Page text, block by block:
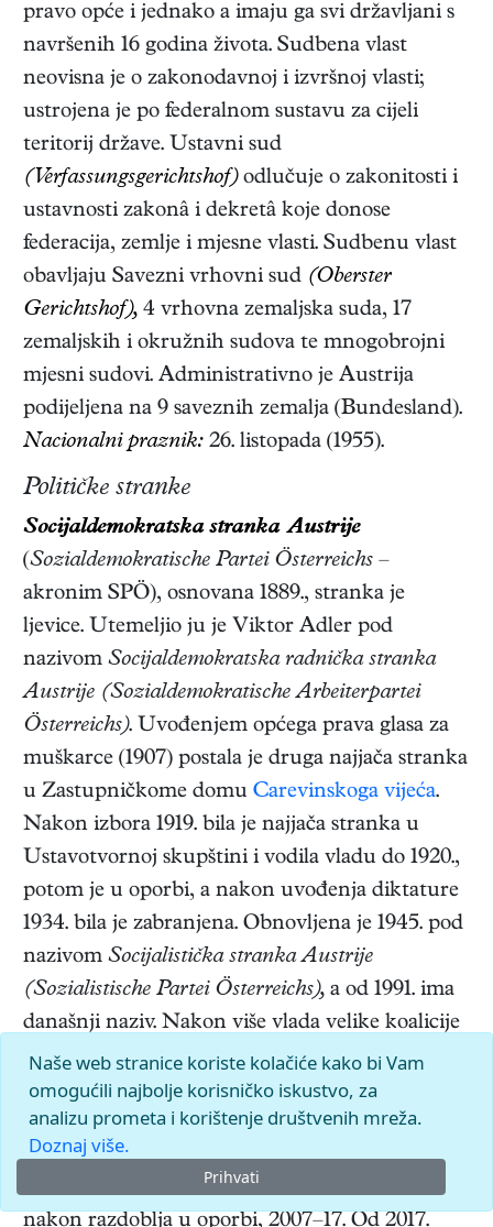
pravo opće i jednako a imaju ga svi državljani s
navršenih 16 godina života. Sudbena vlast
neovisna je o zakonodavnoj i izvršnoj vlasti;
ustrojena je po federalnom sustavu za cijeli
teritorij države. Ustavni sud
(Verfassungsgerichtshof)odlučuje o zakonitosti i
ustavnosti zakonâ i dekretâ koje donose
federacija, zemlje i mjesne vlasti. Sudbenu vlast
obavljaju Savezni vrhovni sud (Oberster
Gerichtshof), 4 vrhovna zemaljska suda, 17
zemaljskih i okružnih sudova te mnogobrojni
mjesni sudovi. Administrativno je Austrija
podijeljena na 9 saveznih zemalja (Bundesland).
Nacionalni praznik: 26. listopada (1955).
Političke stranke
Socijaldemokratska stranka Austrije
(Sozialdemokratische Partei Österreichs –
akronim SPÖ), osnovana 1889., stranka je
ljevice. Utemeljio ju je Viktor Adler pod
nazivom Socijaldemokratska radnička stranka
Austrije (Sozialdemokratische Arbeiterpartei
Österreichs). Uvođenjem općega prava glasa za
muškarce (1907) postala je druga najjača stranka
u Zastupničkome domu Carevinskoga vijeća.
Nakon izbora 1919. bila je najjača stranka u
Ustavotvornoj skupštini i vodila vladu do 1920.,
potom je u oporbi, a nakon uvođenja diktature
1934. bila je zabranjena. Obnovljena je 1945. pod
nazivom Socijalistička stranka Austrije
(Sozialistische Partei Österreichs), a od 1991. ima
današnji naziv. Nakon više vlada velike koalicije
s ÖVP-om (1945–66) prešla je u oporbu, a
potom je uz potporu FPÖ-a vodila manjinsku
vladu (1970–71). Samostalno je vladala 1971–83.,
potom u koaliciji s FPÖ-om 1983–87. S ÖVP-om
je ponovno u velikim koalicijama 1987–2000. te,
nakon razdoblja u oporbi, 2007–17. Od 2017.
Naše web stranice koriste kolačiće kako bi Vam
omogućili najbolje korisničko iskustvo, za
analizu prometa i korištenje društvenih mreža.
Doznaj više.
Prihvati